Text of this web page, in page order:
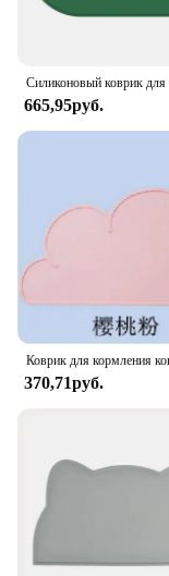
665,95руб.
370,71руб.